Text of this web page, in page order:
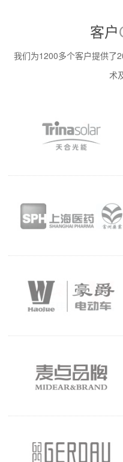
客户
我们为1200多个客户提供了
术